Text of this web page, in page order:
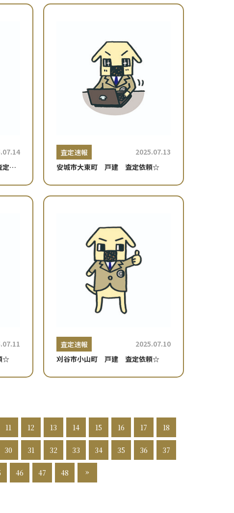
依
査定速報
2025.07.13
安城市大東町 戸建 査定依頼☆
☆
査定速報
2025.07.10
刈谷市小山町 戸建 査定依頼☆
11 12 13 14 15 16 17 18
30 31 32 33 34 35 36 37
46 47 48 »